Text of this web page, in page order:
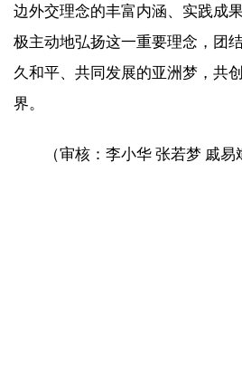
边外交理念的丰富内涵、实践成
极主动地弘扬这一重要理念，团
久和平、共同发展的亚洲梦，共
界。
（审核：李小华 张若梦 戚易